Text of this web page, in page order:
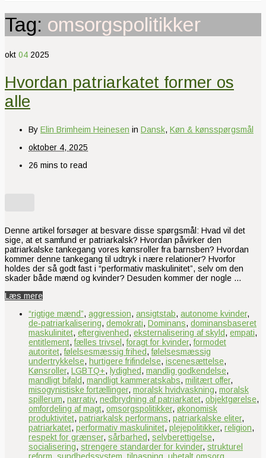
Tag: omsorgspolitikker
okt 04 2025
Hvordan patriarkatet former os
alle
By Elin Brimheim Heinesen in Dansk, Køn & kønsspørgsmål
oktober 4, 2025
26 mins to read
Denne artikel forsøger at besvare disse spørgsmål: Hvad vil det
sige, at et samfund er patriarkalsk? Hvordan påvirker den
patriarkalske tankegang vores kønsroller fra barnsben? Hvordan
kommer denne tankegang til udtryk i nære relationer? Hvorfor
holdes der så godt fast i “performativ maskulinitet”, selv om den
skader både mænd og kvinder? Desuden kommer der nogle …
Læs mere
“rigtige mænd”, aggression, ansigtstab, autonome kvinder,
de‑patriarkalisering, demokrati, Dominans, dominansbaseret
maskulinitet, eftergivenhed, eksternalisering af skyld, empati,
entitlement,fælles trivsel ,foragt for kvinder,formodet
autoritet,følelsesmæssig frihed,følelsesmæssig
undertrykkelse, hurtigere frifindelse, iscenesættelse,
Kønsroller, LGBTQ+, lydighed, mandlig godkendelse,
mandligt bifald, mandligt kammeratskabs, militært offer,
misogynistiske fortællinger, moralsk hvidvaskning, moralsk
spillerum, narrativ, nedbrydning af patriarkatet, objektgørelse,
omfordeling af magt, omsorgspolitikker, økonomisk
produktivitet, patriarkalsk performans, patriarkalske eliter,
patriarkatet, performativ maskulinitet, plejepolitikker, religion,
respekt for grænser, sårbarhed, selvberettigelse,
socialisering, strengere standarder for kvinder, strukturel